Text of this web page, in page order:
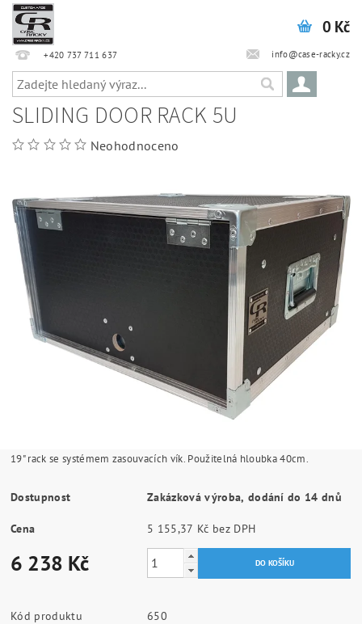
+420 737 711 637 info@case-racky.cz
0 Kč
SLIDING DOOR RACK 5U
Neohodnoceno
19" rack se systémem zasouvacích vík. Použitelná hloubka 40cm.
Dostupnost Zakázková výroba, dodání do 14 dnů
Cena 5 155,37 Kč bez DPH
6 238 Kč
Kód produktu
650